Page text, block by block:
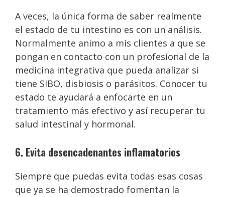
A veces, la única forma de saber realmente
el estado de tu intestino es con un análisis.
Normalmente animo a mis clientes a que se
pongan en contacto con un profesional de la
medicina integrativa que pueda analizar si
tiene SIBO, disbiosis o parásitos. Conocer tu
estado te ayudará a enfocarte en un
tratamiento más efectivo y así recuperar tu
salud intestinal y hormonal.
6. Evita desencadenantes inflamatorios
Siempre que puedas evita todas esas cosas
que ya se ha demostrado fomentan la